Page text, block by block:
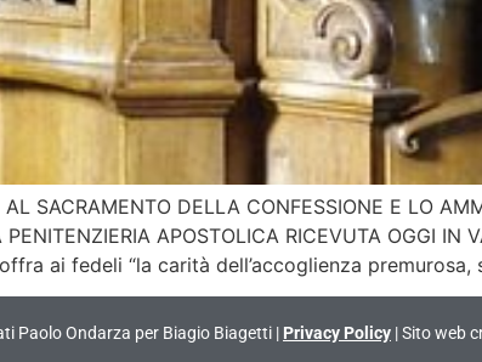
SACRAMENTO DELLA CONFESSIONE E LO
PENITENZIERIA APOSTOLICA RICEVUTA
ai fedeli “la carità dell’accoglienza
Paolo Ondarza per Biagio Biagetti | Privacy Policy | Sito web